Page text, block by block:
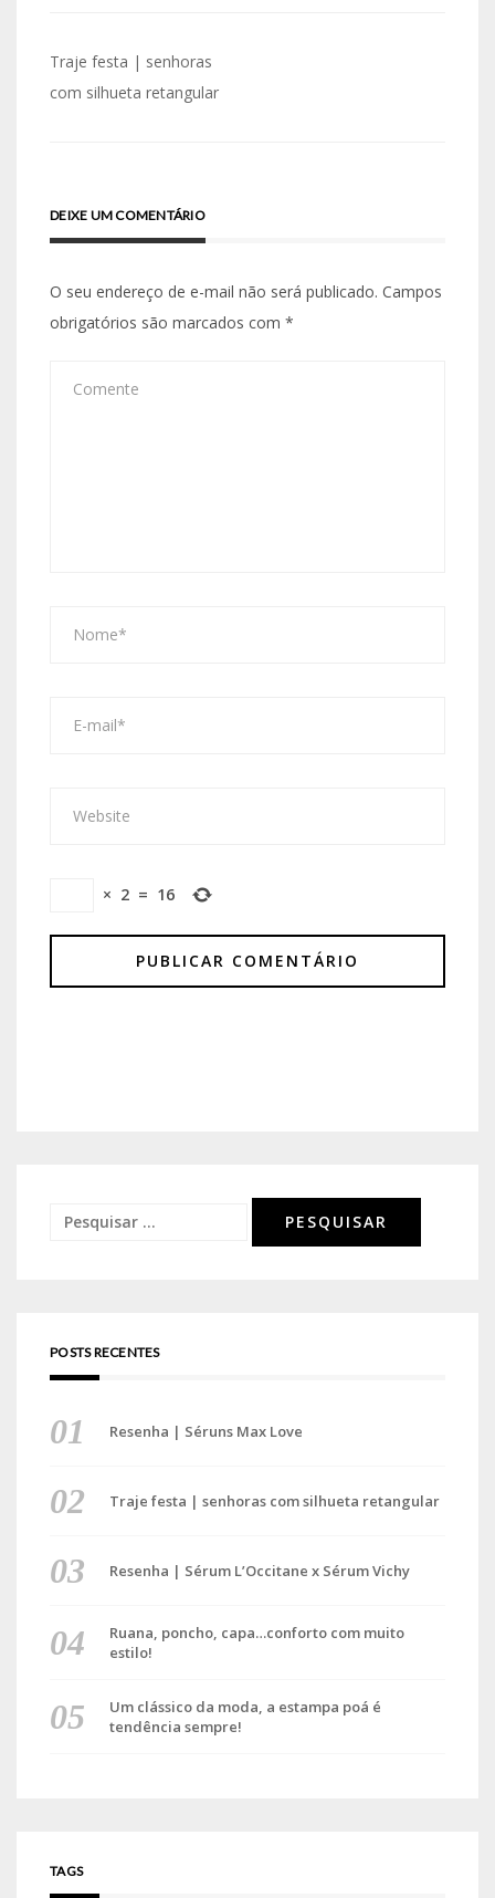
Navegação
de
Traje festa | senhoras
com silhueta retangular
DEIXE UM COMENTÁRIO
O seu endereço de e-mail não será publicado. Campos
obrigatórios são marcados com *
× 2 = 16
Pesquisar
POSTS RECENTES
Resenha | Séruns Max Love
Traje festa | senhoras com silhueta retangular
Resenha | Sérum L’Occitane x Sérum Vichy
Ruana, poncho, capa…conforto com muito
estilo!
Um clássico da moda, a estampa poá é
tendência sempre!
TAGS